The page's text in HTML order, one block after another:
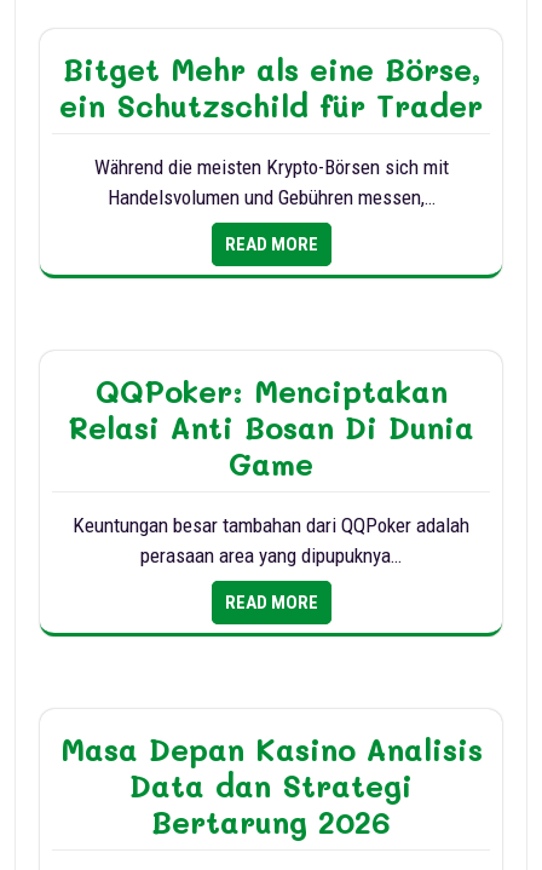
Bitget Mehr als eine Börse,
ein Schutzschild für Trader
Während die meisten Krypto-Börsen sich mit
Handelsvolumen und Gebühren messen,…
READ MORE
QQPoker: Menciptakan
Relasi Anti Bosan Di Dunia
Game
Keuntungan besar tambahan dari QQPoker adalah
perasaan area yang dipupuknya…
READ MORE
Masa Depan Kasino Analisis
Data dan Strategi
Bertarung 2026